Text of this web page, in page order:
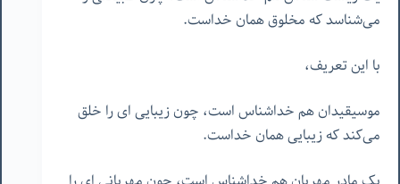
می‌شناسد که مخلوق همان خداست.
با این تعریف،
موسیقیدان هم خداشناس است، چون زیبایی ای را خلق
می‌کند که زیبایی همان خداست.